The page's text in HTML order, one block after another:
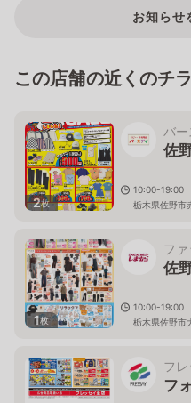
お知らせ
この店舗の近くのチ
2枚
バー
佐
10:00-19:00
栃木県佐野市
1枚
フ
佐
10:00-19:00
栃木県佐野市
フレ
フ